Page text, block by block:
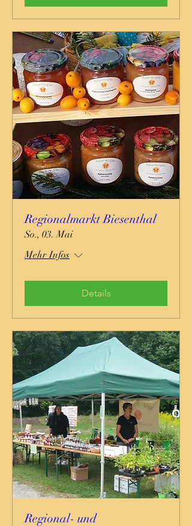
Regionalmarkt Biesenthal
So., 03. Mai
Mehr Infos
Details
Regional- und